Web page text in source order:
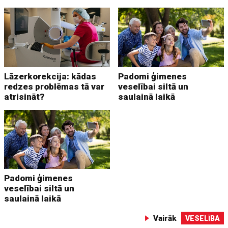
Lāzerkorekcija: kādas
redzes problēmas tā var
atrisināt?
Padomi ģimenes
veselībai siltā un
saulainā laikā
Padomi ģimenes
veselībai siltā un
saulainā laikā
Vairāk VESELĪBA